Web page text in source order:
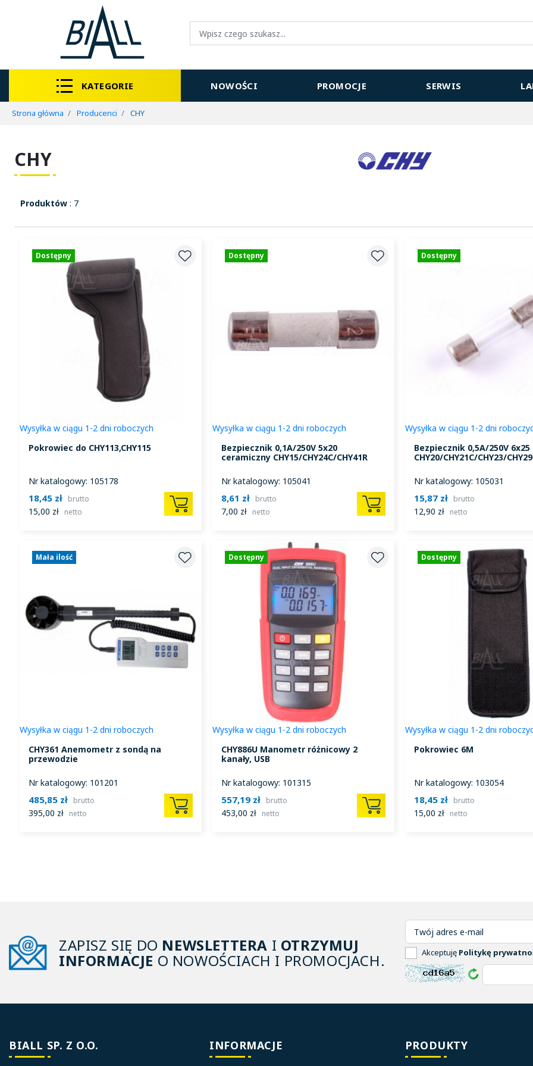
KATEGORIE NOWOŚCI PROMOCJE SERWIS
Strona główna Producenci CHY
CHY
Produktów: 7
Dostępny
Wysyłka w ciągu 1-2 dni roboczych
Pokrowiec do CHY113,CHY115
Nr katalogowy: 105178
18,45 zł brutto
15,00 zł netto
Dostępny
Wysyłka w ciągu 1-2 dni roboczych
Bezpiecznik 0,1A/250V 5x20
ceramiczny CHY15/CHY24C/CHY41R
Nr katalogowy: 105041
8,61 zł brutto
7,00 zł netto
Dostępny
Wysyłka w ciągu 1-2 dni
Bezpiecznik 0,5A/250V
CHY20/CHY21C/CHY23/CHY29
Nr katalogowy: 105031
15,87 zł brutto
12,90 zł netto
Mała ilość
Wysyłka w ciągu 1-2 dni roboczych
CHY361 Anemometr z sondą na
przewodzie
Nr katalogowy: 101201
485,85 zł brutto
395,00 zł netto
Dostępny
Wysyłka w ciągu 1-2 dni roboczych
CHY886U Manometr różnicowy 2
kanały, USB
Nr katalogowy: 101315
557,19 zł brutto
453,00 zł netto
Dostępny
Wysyłka w ciągu 1-2 dni
Pokrowiec 6M
Nr katalogowy: 103054
18,45 zł brutto
15,00 zł netto
ZAPISZ SIĘ DO NEWSLETTERA I OTRZYMUJ
INFORMACJE O NOWOŚCIACH I PROMOCJACH. Akceptuję Politykę
BIALL SP. Z O.O. INFORMACJE PRODUKTY